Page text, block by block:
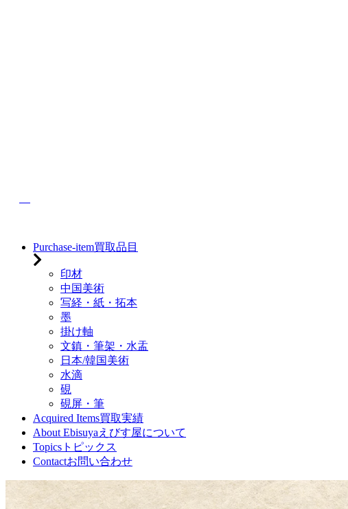
Purchase-item買取品目
印材
中国美術
写経・紙・拓本
墨
掛け軸
文鎮・筆架・水盂
日本/韓国美術
水滴
硯
硯屏・筆
Acquired Items買取実績
About Ebisuya えびす屋について
Topics トピックス
Contactお問い合わせ